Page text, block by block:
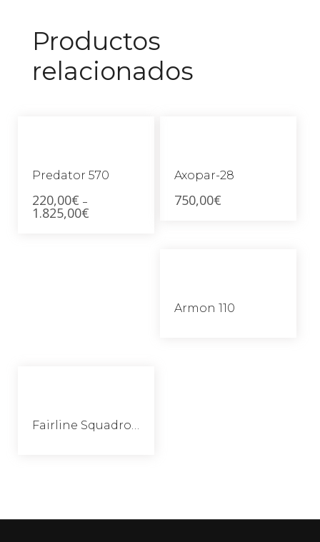
Productos
relacionados
Predator 570
220,00€ –
1.825,00€
Axopar-28
750,00€
Armon 110
Fairline Squadron 55